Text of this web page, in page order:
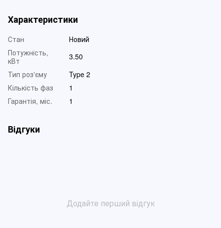
Характеристики
Стан
Новий
Потужність,
кВт
3.50
Тип роз'єму
Type 2
Кількість фаз
1
Гарантія, міс.
1
Відгуки
Додайте перший відгук